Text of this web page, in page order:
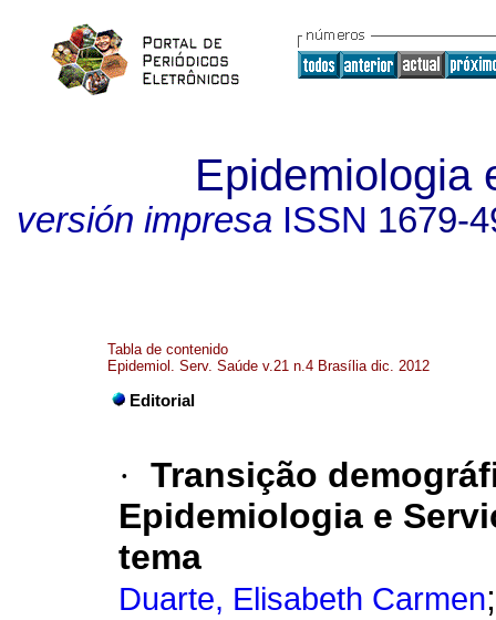
Epidemiologia
versión impresaISSN 1679-
Tabla de contenido
Epidemiol. Serv. Saúde v.21 n.4 Brasília dic. 2012
Editorial
· Transição
Epidemiologia e
tema
Duarte, Elisabeth Carmen